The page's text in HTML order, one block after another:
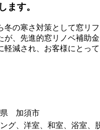
ます。
の寒さ対策として窓リ
、先進的窓リノベ補助
減され、お客様にとっ
県 加須市
グ、洋室、和室、浴室、